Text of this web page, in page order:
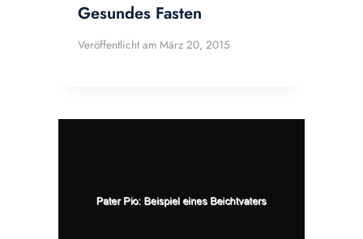
Gesundes Fasten
Veröffentlicht am März 20, 2015